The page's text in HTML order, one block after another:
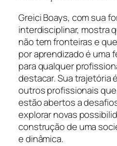
Greici Boays, com sua
interdisciplinar, mostra
não tem fronteiras e
por aprendizado é uma
para qualquer
destacar. Sua trajetória
outros profissionais
estão abertos a
explorar novas
construção de uma
e dinâmica.